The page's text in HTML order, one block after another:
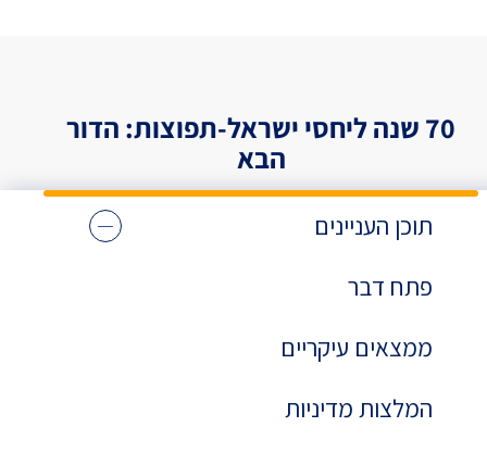
70 שנה ליחסי ישראל-תפוצות: הדור
הבא
תוכן העניינים
פתח דבר
ממצאים עיקריים
המלצות מדיניות